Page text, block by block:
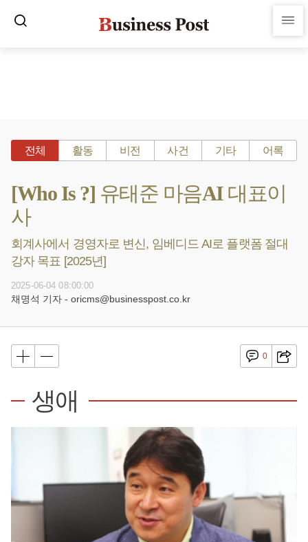
전체 활동 비전 사건 기타 어록
[Who Is ?] 유태준 마음AI 대표이
사
회계사에서 경영자로 변신, 임베디드 AI로 플랫폼 절대
강자 목표 [2025년]
2025-06-04 08:00:00
채명석 기자 - oricms@businesspost.co.kr
0
생애